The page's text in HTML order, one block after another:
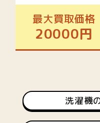
最大買取価格
20000円
洗濯機